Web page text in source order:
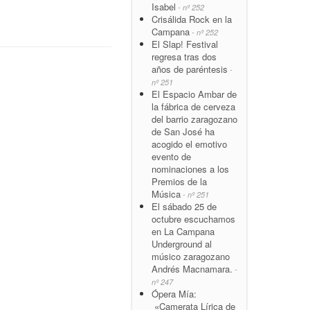
Isabel - nº 252
Crisálida Rock en la
Campana - nº 252
El Slap! Festival
regresa tras dos
años de paréntesis -
nº 251
El Espacio Ambar de
la fábrica de cerveza
del barrio zaragozano
de San José ha
acogido el emotivo
evento de
nominaciones a los
Premios de la
Música - nº 251
El sábado 25 de
octubre escuchamos
en La Campana
Underground al
músico zaragozano
Andrés Macnamara. -
nº 247
Ópera Mía:
«Camerata Lírica de